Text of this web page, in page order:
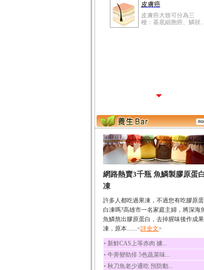
皮膚癌
皮膚癌大致可分為三
種：基底細胞癌、鱗狀...
網路熱賣3千瓶 魚鱗製膠原蛋白
凍
許多人都吃過果凍，不過您有吃膠原蛋
白凍嗎?高雄市一名家庭主婦，將深海
魚鱗熬出膠原蛋白，去掉腥味後作成果
凍，原本.......<詳全文>
‧ 新鮮CAS上等赤肉 擄...
‧ 牛蒡變助排 5色蔬菜味...
‧ 秋刀魚老少通吃 預防動...